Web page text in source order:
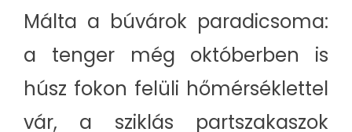
Málta a búvárok paradicsoma:
a tenger még októberben is
húsz fokon felüli hőmérséklettel
vár, a sziklás partszakaszok